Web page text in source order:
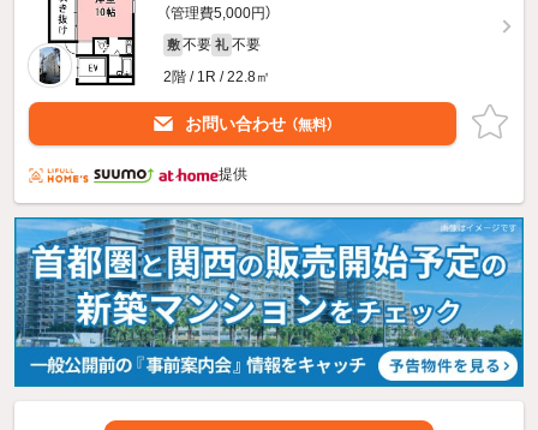
（管理費5,000円）
敷 不要 礼 不要
2階 / 1R / 22.8㎡
お問い合わせ （無料）
提供